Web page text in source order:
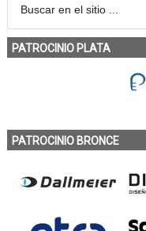
PATROCINIO PLATA
PATROCINIO BRONCE